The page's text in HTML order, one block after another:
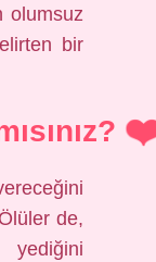
olumsuz
bir
de,